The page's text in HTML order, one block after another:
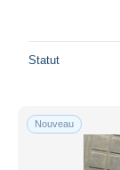
Statut
Nouveau